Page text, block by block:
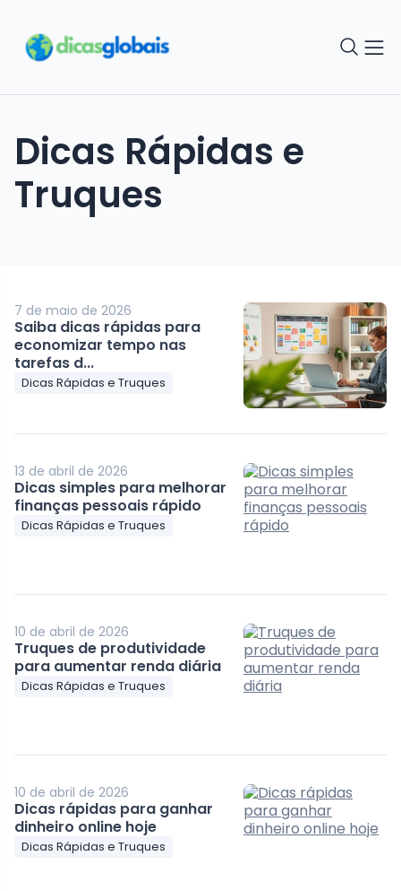
Dicas Rápidas e
Truques
7 de maio de 2026
Saiba dicas rápidas para
economizar tempo nas
tarefas d...
Dicas Rápidas e Truques
13 de abril de 2026
Dicas simples para melhorar
finanças pessoais rápido
Dicas Rápidas e Truques
10 de abril de 2026
Truques de produtividade
para aumentar renda diária
Dicas Rápidas e Truques
10 de abril de 2026
Dicas rápidas para ganhar
dinheiro online hoje
Dicas Rápidas e Truques